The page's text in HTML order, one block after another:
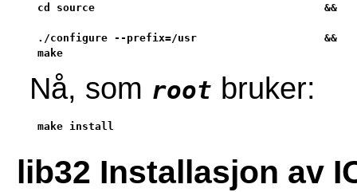
cd source                                    &&
./configure --prefix=/usr                    &&
make
Nå, som root bruker:
make install
lib32 Installasjon av